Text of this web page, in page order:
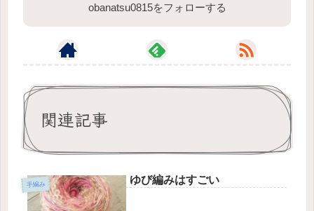
obanatsu0815をフォローする
関連記事
手編み ゆび編みはすごい